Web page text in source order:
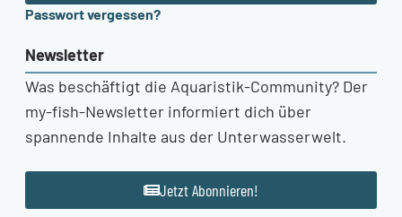
Passwort vergessen?
Newsletter
Was beschäftigt die Aquaristik-Community? Der
my-fish-Newsletter informiert dich über
spannende Inhalte aus der Unterwasserwelt.
Jetzt Abonnieren!